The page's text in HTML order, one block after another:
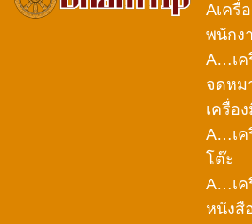
Aเครื่
พนักง
A…เค
จดหม
เครื่อ
A…เค
โต๊ะ
A…เค
หนังสื